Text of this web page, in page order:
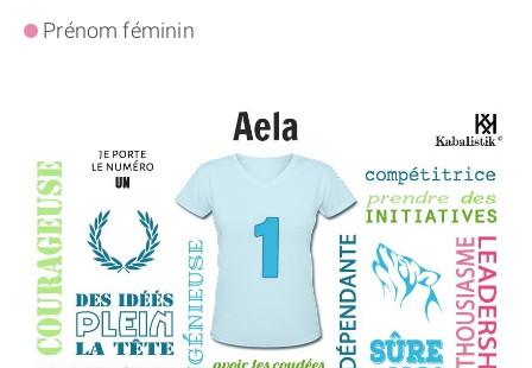
Prénom féminin
THÈME TEMPOREL
THÈME « DOUBLE JE »
APPRENDRE LA NUMÉROLOGIE
EXPLORER LA NUMÉROLOGIE